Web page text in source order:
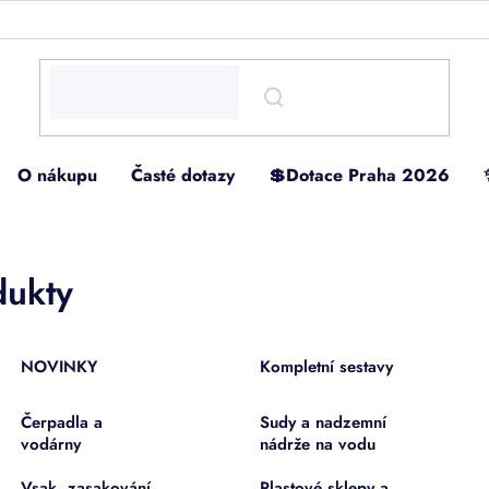
O nákupu Časté dotazy 💲Dotace Praha 2026
NOVINKY Kompletní sestavy
Čerpadla a
vodárny
Sudy a nadzemní
nádrže na vodu